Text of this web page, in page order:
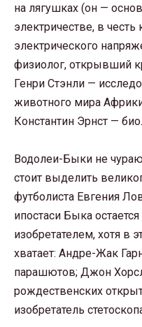
на лягушках (он —
электричестве, в
электрического
физиолог, открывший
Генри Стэнли —
животного мира
Константин Эрнст —
Водолеи-Быки не
стоит выделить
футболиста Евгения
ипостаси Быка
изобретателем, хотя в
хватает: Андре-Жак
парашютов; Джон
рождественских
изобретатель